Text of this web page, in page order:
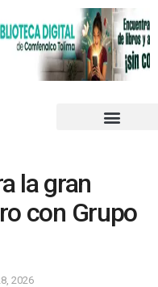
la gran
con Grupo
2026